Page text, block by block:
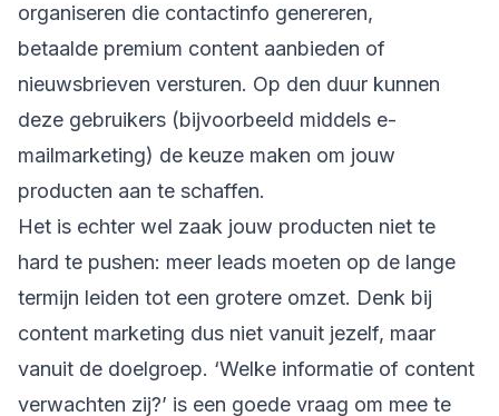
organiseren die contactinfo genereren,
betaalde premium content aanbieden of
nieuwsbrieven versturen. Op den duur kunnen
deze gebruikers (bijvoorbeeld middels e-
mailmarketing) de keuze maken om jouw
producten aan te schaffen.
Het is echter wel zaak jouw producten niet te
hard te pushen: meer leads moeten op de lange
termijn leiden tot een grotere omzet. Denk bij
content marketing dus niet vanuit jezelf, maar
vanuit de doelgroep. ‘Welke informatie of content
verwachten zij?’ is een goede vraag om mee te